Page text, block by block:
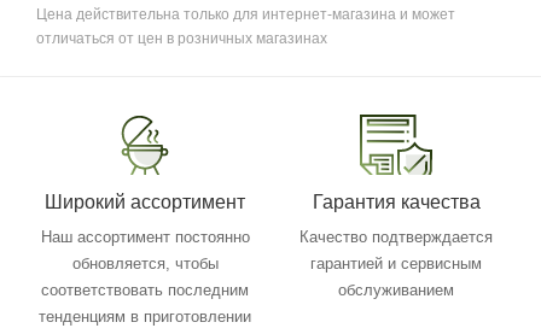
Цена действительна только для интернет-магазина и может
отличаться от цен в розничных магазинах
Широкий ассортимент
Наш ассортимент постоянно
обновляется, чтобы
соответствовать последним
тенденциям в приготовлении
Гарантия качества
Качество подтверждается
гарантией и сервисным
обслуживанием